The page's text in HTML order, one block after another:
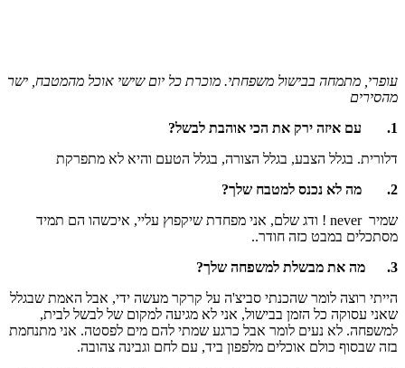
עופרי, מתמחה בבישול משפחתי. מוכרת כל יום שישי אוכל מהמטבח, ישר
מהסירים
1.
עם איזה ירק את הכי אוהבת לבשל?
דלורית. בגלל הצבע, בגלל הצורה, בגלל הטעם והיא לא מתפרקת
2.
מה לא נכנס למטבח שלך?
שמיר never ! ודג שלם, אני מפחדת שיקפוץ עליי, איכשהו הם תמיד
מסתכלים במבט כזה חודר..
3.
מה את מבשלת למשפחה שלך?
הייתי רוצה לומר שהכנתי סביצ'ה על קרקר מעשה ידי, אבל האמת שבגלל
שאני עסוקה כל הזמן בבישול, אני לא מגיעה למקום של לבשל לבית,
למשפחה. לא נעים לומר אבל כרגע שמתי להם מים לפסטה. אני מתנחמת
בזה שבסוף כולם אוכלים מלפפון ביד, עם לחם וגבינה צהובה.